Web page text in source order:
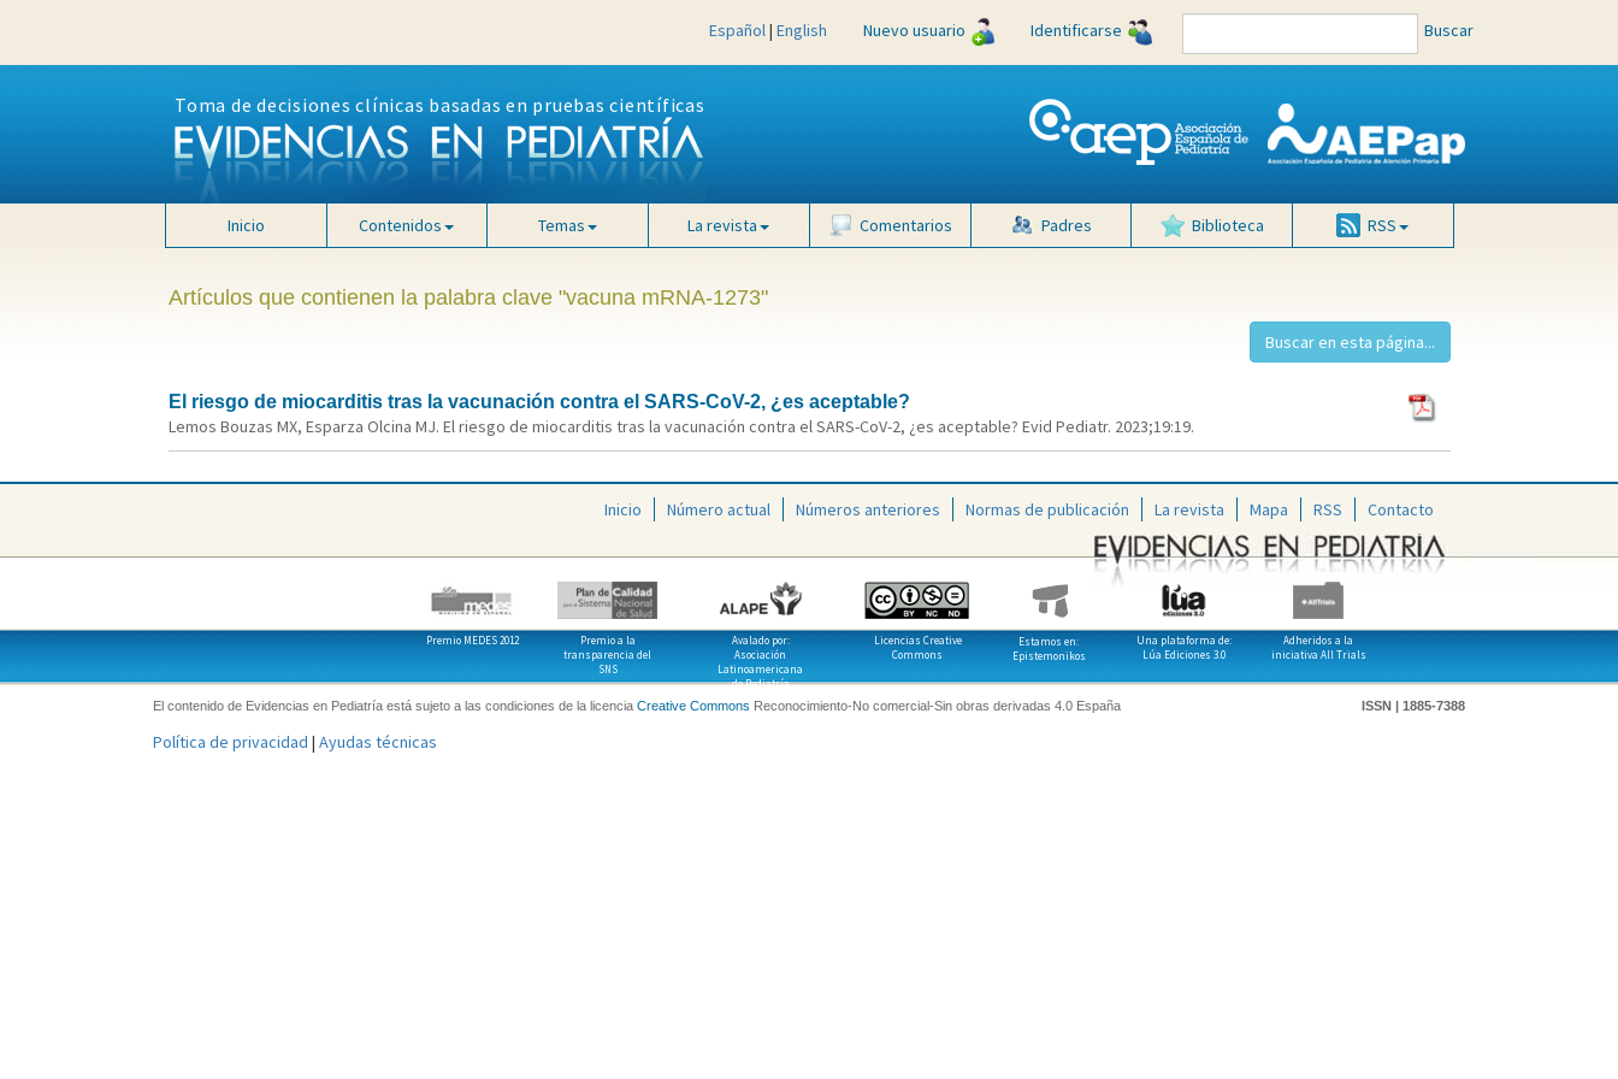
Español| English Nuevo usuario Identificarse Buscar
Toma de decisiones clínicas basadas en pruebas científicas
Inicio Contenidos Temas La revista Comentarios Padres Biblioteca RSS
Artículos que contienen la palabra clave "vacuna mRNA-1273"
El riesgo de miocarditis tras la vacunación contra el SARS-CoV-2, ¿es aceptable?
Lemos Bouzas MX, Esparza Olcina MJ. El riesgo de miocarditis tras la vacunación contra el SARS-CoV-2, ¿es aceptable? Evid Pediatr. 2023;19:19.
Inicio Número actual Números anteriores Normas de publicación La revista Mapa RSS Contacto
Premio MEDES 2012
Premio a la
transparencia del
SNS
Avalado por:
Asociación
Latinoamericana
de Pediatría
Licencias Creative
Commons
Estamos en:
Epistemonikos
Una plataforma de:
Lúa Ediciones 3.0
Adheridos a la
iniciativa All Trials
El contenido de Evidencias en Pediatría está sujeto a las condiciones de la licencia Creative Commons Reconocimiento-No comercial-Sin obras derivadas 4.0 España ISSN | 1885-7388
Política de privacidad | Ayudas técnicas